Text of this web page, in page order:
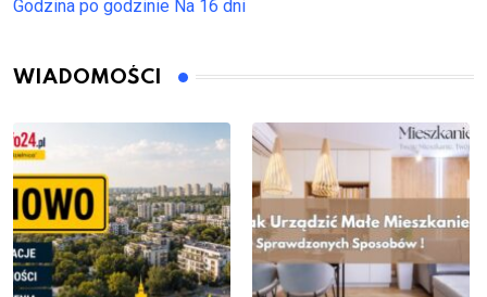
Godzina po godzinie Na 16 dni
WIADOMOŚCI